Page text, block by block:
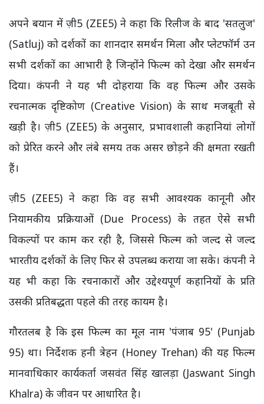
अपने बयान में ज़ी5 (ZEE5) ने कहा कि रिलीज के बाद 'सतलुज'
(Satluj) को दर्शकों का शानदार समर्थन मिला और प्लेटफॉर्म उन
सभी दर्शकों का आभारी है जिन्होंने फिल्म को देखा और समर्थन
दिया। कंपनी ने यह भी दोहराया कि वह फिल्म और उसके
रचनात्मक दृष्टिकोण (Creative Vision) के साथ मजबूती से
खड़ी है। ज़ी5 (ZEE5) के अनुसार, प्रभावशाली कहानियां लोगों
को प्रेरित करने और लंबे समय तक असर छोड़ने की क्षमता रखती
हैं।
ज़ी5 (ZEE5) ने कहा कि वह सभी आवश्यक कानूनी और
नियामकीय प्रक्रियाओं (Due Process) के तहत ऐसे सभी
विकल्पों पर काम कर रही है, जिससे फिल्म को जल्द से जल्द
भारतीय दर्शकों के लिए फिर से उपलब्ध कराया जा सके। कंपनी ने
यह भी कहा कि रचनाकारों और उद्देश्यपूर्ण कहानियों के प्रति
उसकी प्रतिबद्धता पहले की तरह कायम है।
गौरतलब है कि इस फिल्म का मूल नाम 'पंजाब 95' (Punjab
95) था। निर्देशक हनी त्रेहन (Honey Trehan) की यह फिल्म
मानवाधिकार कार्यकर्ता जसवंत सिंह खालड़ा (Jaswant Singh
Khalra) के जीवन पर आधारित है।